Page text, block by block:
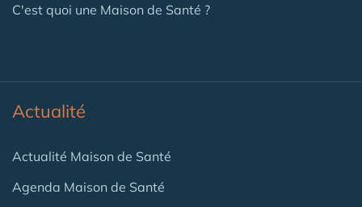
C'est quoi une Maison de Santé ?
Actualité
Actualité Maison de Santé
Agenda Maison de Santé